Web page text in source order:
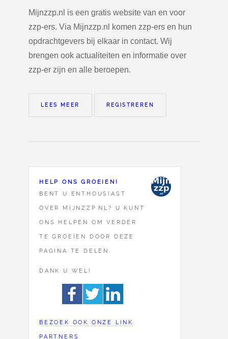
Mijnzzp.nl is een gratis website van en voor
zzp-ers. Via Mijnzzp.nl komen zzp-ers en hun
opdrachtgevers bij elkaar in contact. Wij
brengen ook actualiteiten en informatie over
zzp-er zijn en alle beroepen.
LEES MEER REGISTREREN
HELP ONS GROEIEN!
BENT U ENTHOUSIAST
OVER MIJNZZP.NL? U KUNT
ONS HELPEN OM VERDER
TE GROEIEN DOOR DEZE
PAGINA TE DELEN.
DANK U WEL!
BEZOEK OOK ONZE LINK
PARTNERS